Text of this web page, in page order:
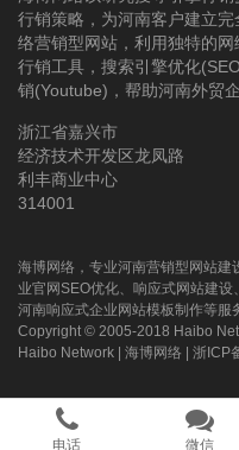
电话 微信
行销策略，为河南客户建立
络营销型网站，利用独特的
行销工具，搜索引擎优化
销(Youtube)，帮助河南外贸
浙江省嘉兴市
经济技术开发区龙凤路
利丰商业中心
314001
海博网络，专业河南营销型网站
业官网SEO优化、响应式网站建设
河南响应式企业网站模板制作等服
Copyright © 2005-2018 Haibo
Haibo Network
海博网络 浙ICP